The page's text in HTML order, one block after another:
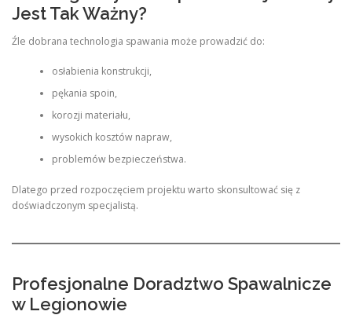
Jest Tak Ważny?
Źle dobrana technologia spawania może prowadzić do:
osłabienia konstrukcji,
pękania spoin,
korozji materiału,
wysokich kosztów napraw,
problemów bezpieczeństwa.
Dlatego przed rozpoczęciem projektu warto skonsultować się z
doświadczonym specjalistą.
Profesjonalne Doradztwo Spawalnicze
w Legionowie